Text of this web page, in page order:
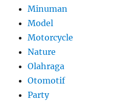
Minuman
Model
Motorcycle
Nature
Olahraga
Otomotif
Party